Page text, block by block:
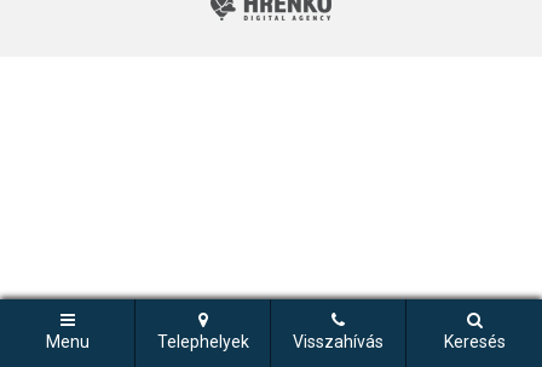
Menu Telephelyek Visszahívás Keresés